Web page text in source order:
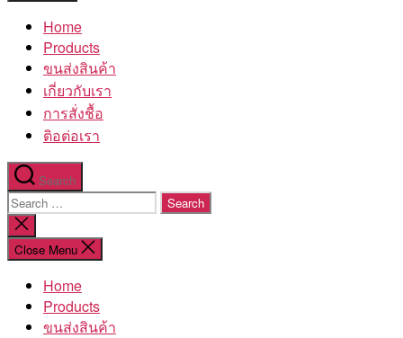
โรงงานHome
Products
ขนส่งสินค้า
เกี่ยวกับเรา
การสั่งชื้อ
ติอต่อเรา
Search
Search
for:
Close
search
Close Menu
Home
Products
ขนส่งสินค้า